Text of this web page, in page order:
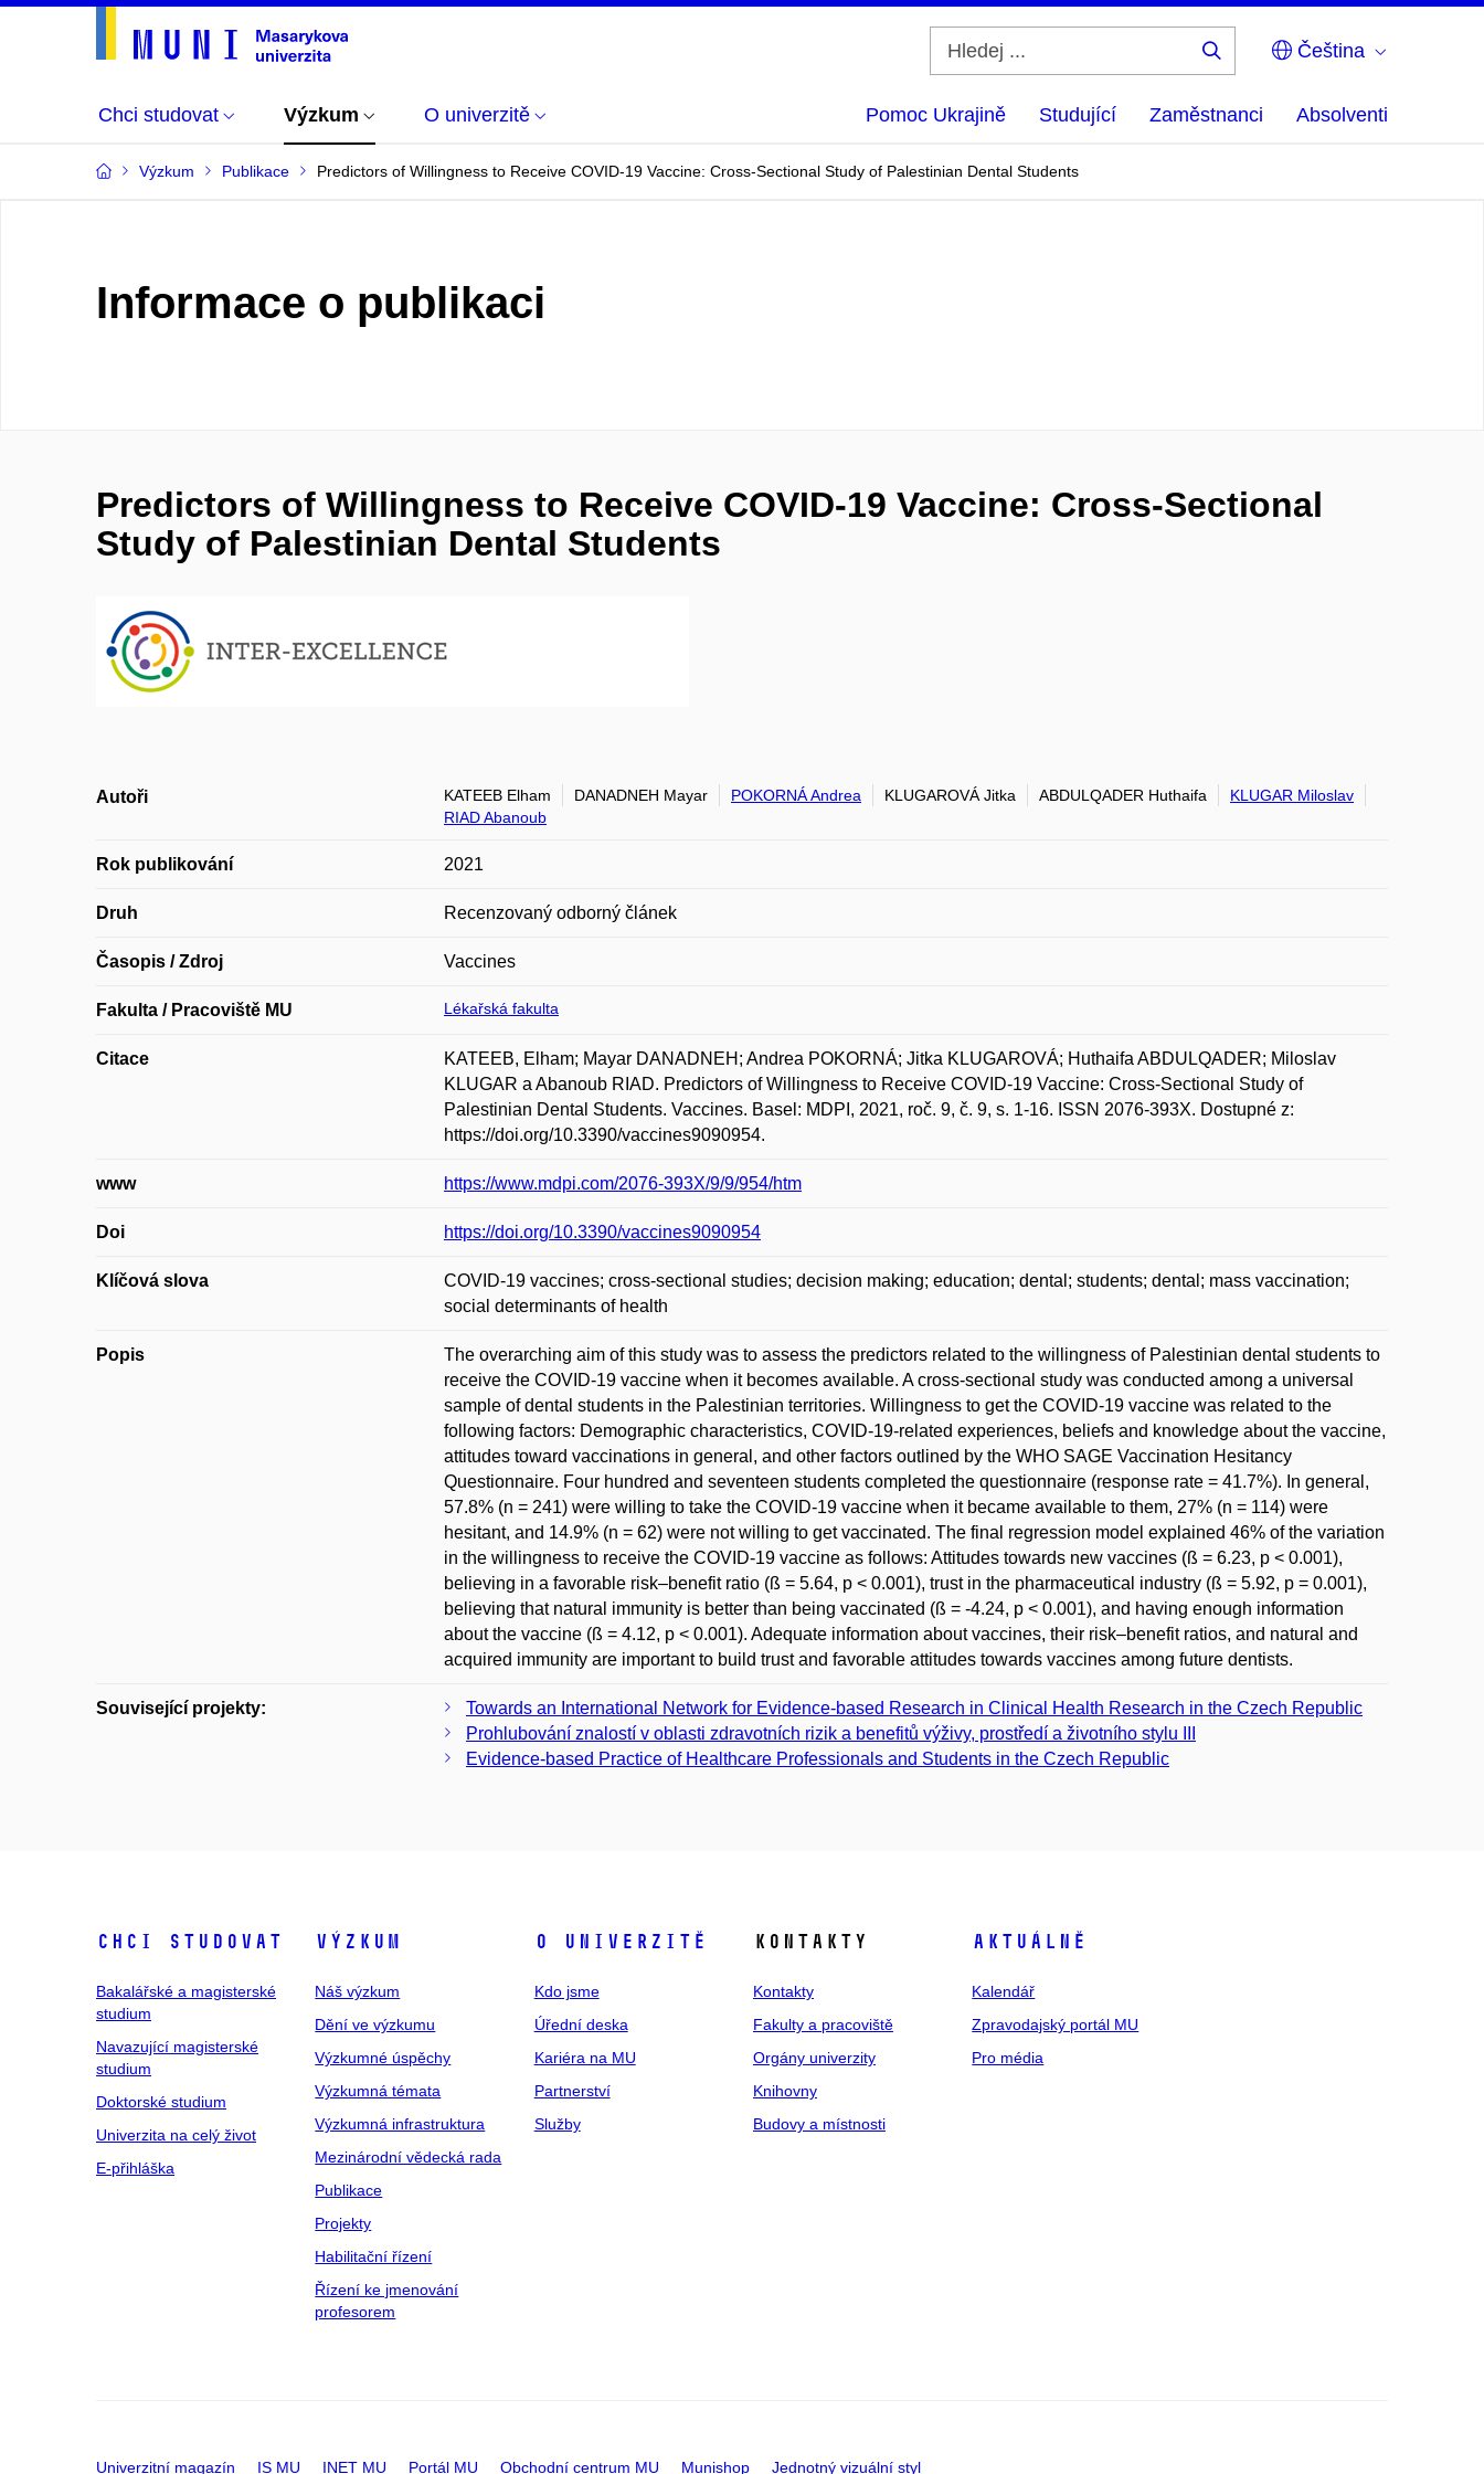
Čeština
Chci studovat Výzkum O univerzitě Pomoc Ukrajině Studující Zaměstnanci Absolventi
Výzkum Publikace Predictors of Willingness to Receive COVID-19 Vaccine: Cross-Sectional Study of Palestinian Dental Students
Informace o publikaci
Predictors of Willingness to Receive COVID-19 Vaccine: Cross-Sectional
Study of Palestinian Dental Students
Autoři KATEEB Elham DANADNEH Mayar POKORNÁ Andrea KLUGAROVÁ Jitka ABDULQADER Huthaifa
KLUGAR Miloslav
RIAD Abanoub
Rok publikování 2021
Druh Recenzovaný odborný článek
Časopis / Zdroj Vaccines
Fakulta / Pracoviště MU Lékařská fakulta
Citace
KATEEB, Elham; Mayar DANADNEH; Andrea POKORNÁ; Jitka KLUGAROVÁ; Huthaifa ABDULQADER; Miloslav
KLUGAR a Abanoub RIAD. Predictors of Willingness to Receive COVID-19 Vaccine: Cross-Sectional Study of
Palestinian Dental Students. Vaccines. Basel: MDPI, 2021, roč. 9, č. 9, s. 1-16. ISSN 2076-393X. Dostupné z:
https://doi.org/10.3390/vaccines9090954.
www https://www.mdpi.com/2076-393X/9/9/954/htm
Doi https://doi.org/10.3390/vaccines9090954
Klíčová slova
COVID-19 vaccines; cross-sectional studies; decision making; education; dental; students; dental; mass vaccination;
social determinants of health
Popis
The overarching aim of this study was to assess the predictors related to the willingness of Palestinian dental students to
receive the COVID-19 vaccine when it becomes available. A cross-sectional study was conducted among a universal
sample of dental students in the Palestinian territories. Willingness to get the COVID-19 vaccine was related to the
following factors: Demographic characteristics, COVID-19-related experiences, beliefs and knowledge about the vaccine,
attitudes toward vaccinations in general, and other factors outlined by the WHO SAGE Vaccination Hesitancy
Questionnaire. Four hundred and seventeen students completed the questionnaire (response rate = 41.7%). In general,
57.8% (n = 241) were willing to take the COVID-19 vaccine when it became available to them, 27% (n = 114) were
hesitant, and 14.9% (n = 62) were not willing to get vaccinated. The final regression model explained 46% of the variation
in the willingness to receive the COVID-19 vaccine as follows: Attitudes towards new vaccines (ß = 6.23, p < 0.001),
believing in a favorable risk–benefit ratio (ß = 5.64, p < 0.001), trust in the pharmaceutical industry (ß = 5.92, p = 0.001),
believing that natural immunity is better than being vaccinated (ß = -4.24, p < 0.001), and having enough information
about the vaccine (ß = 4.12, p < 0.001). Adequate information about vaccines, their risk–benefit ratios, and natural and
acquired immunity are important to build trust and favorable attitudes towards vaccines among future dentists.
Související projekty:
Towards an International Network for Evidence-based Research in Clinical Health Research in the Czech Republic
Prohlubování znalostí v oblasti zdravotních rizik a benefitů výživy, prostředí a životního stylu III
Evidence-based Practice of Healthcare Professionals and Students in the Czech Republic
Chci studovat
Bakalářské a magisterské
studium
Navazující magisterské
studium
Doktorské studium
Univerzita na celý život
E-přihláška
Výzkum
Náš výzkum
Dění ve výzkumu
Výzkumné úspěchy
Výzkumná témata
Výzkumná infrastruktura
Mezinárodní vědecká rada
Publikace
Projekty
Habilitační řízení
Řízení ke jmenování
profesorem
O univerzitě
Kdo jsme
Úřední deska
Kariéra na MU
Partnerství
Služby
Kontakty
Kontakty
Fakulty a pracoviště
Orgány univerzity
Knihovny
Budovy a místnosti
Aktuálně
Kalendář
Zpravodajský portál MU
Pro média
Univerzitní magazín IS MU INET MU Portál MU Obchodní centrum MU Munishop Jednotný vizuální styl